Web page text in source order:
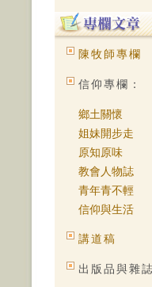
陳牧師專欄
信仰專欄：
鄉土關懷
姐妹開步走
原知原味
教會人物誌
青年青不輕
信仰與生活
講道稿
出版品與雜誌